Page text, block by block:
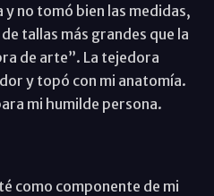
y no tomó bien las medidas,
tallas más grandes que la
de arte”. La tejedora
y topó con mi anatomía.
mi humilde persona.
como componente de mi